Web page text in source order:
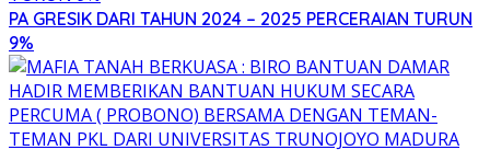
PA GRESIK DARI TAHUN 2024 – 2025 PERCERAIAN TURUN
9%